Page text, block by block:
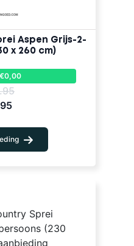
Aspen Grijs-2-
x 260 cm)